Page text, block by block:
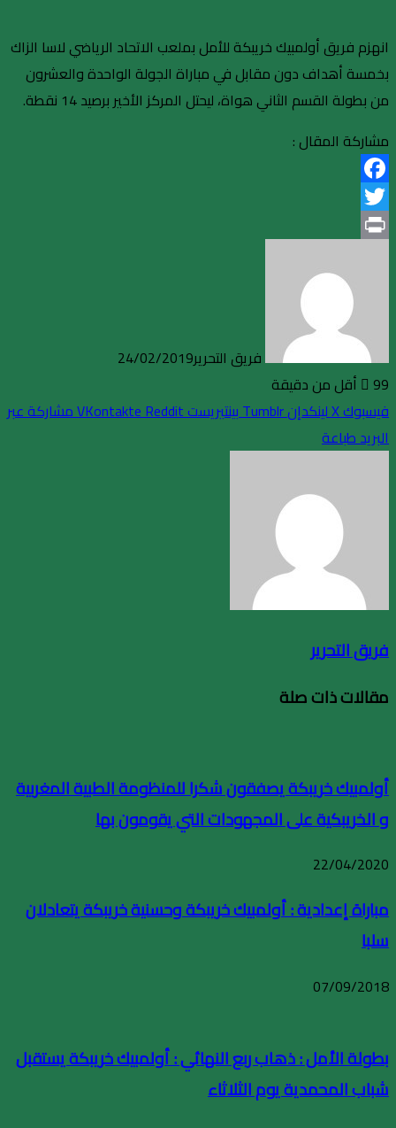
انهزم فريق أولمبيك خريبكة للأمل بملعب الاتحاد الرياضي لاسا الزاك
بخمسة أهداف دون مقابل في مباراة الجولة الواحدة والعشرون
من بطولة القسم الثاني هواة، ليحتل المركز الأخير برصيد 14 نقطة.
مشاركة المقال :
Facebook
Twitter
فريق التحرير24/02/2019
99
أقل من دقيقة
فيسبوكXلينكدإن بينتيريست
مشاركة عبر
البريدطباعة
فريق التحرير
مقالات ذات صلة
أولمبيك خريبكة يصفقون شكرا للمنظومة الطبية المغربية
و الخريبكية على المجهودات التي يقومون بها
22/04/2020
مباراة إعدادية : أولمبيك خريبكة وحسنية خريبكة يتعادلان
سلبا
07/09/2018
بطولة الأمل : ذهاب ربع النهائي : أولمبيك خريبكة يستقبل
شباب المحمدية يوم الثلاثاء